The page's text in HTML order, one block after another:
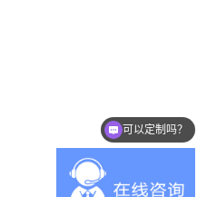
可以定制吗？
你们是怎么收费的呢？